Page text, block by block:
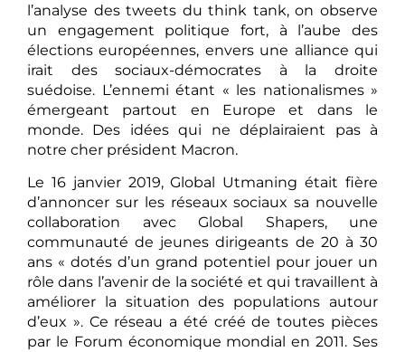
l’analyse des tweets du think tank, on observe
un engagement politique fort, à l’aube des
élections européennes, envers une alliance qui
irait des sociaux-démocrates à la droite
suédoise. L’ennemi étant « les nationalismes »
émergeant partout en Europe et dans le
monde. Des idées qui ne déplairaient pas à
notre cher président Macron.
Le 16 janvier 2019, Global Utmaning était fière
d’annoncer sur les réseaux sociaux sa nouvelle
collaboration avec Global Shapers, une
communauté de jeunes dirigeants de 20 à 30
ans « dotés d’un grand potentiel pour jouer un
rôle dans l’avenir de la société et qui travaillent à
améliorer la situation des populations autour
d’eux ». Ce réseau a été créé de toutes pièces
par le Forum économique mondial en 2011. Ses